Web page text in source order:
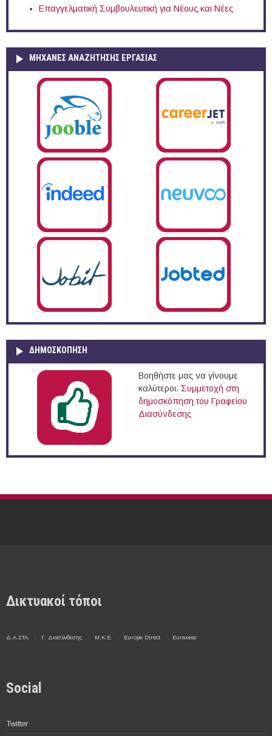
Επαγγελματική Συμβουλευτική για Νέους και Νέες
ΜΗΧΑΝΕΣ ΑΝΑΖΗΤΗΣΗΣ ΕΡΓΑΣΙΑΣ
ΔΗΜΟΣΚΌΠΗΣΗ
Βοηθήστε μας να γίνουμε
καλύτεροι. Συμμετοχή στη
δημοσκόπηση του Γραφείου
Διασύνδεσης
Δικτυακοί τόποι
Δ.Α.ΣΤΑ. Γ. Διασύνδεσης Μ.Κ.Ε. Europe Direct Euraxess
Social
Twitter